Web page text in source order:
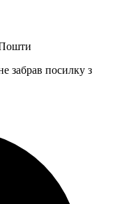
Пошти
забрав посилку з